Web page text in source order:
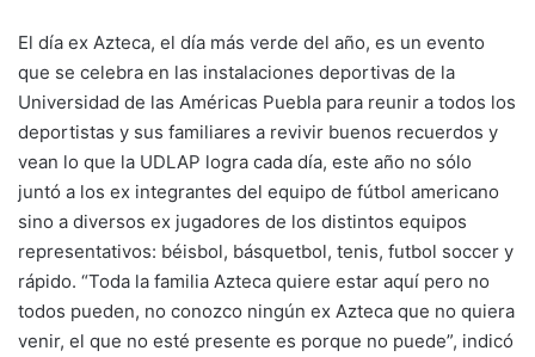
El día ex Azteca, el día más verde del año, es un evento
que se celebra en las instalaciones deportivas de la
Universidad de las Américas Puebla para reunir a todos los
deportistas y sus familiares a revivir buenos recuerdos y
vean lo que la UDLAP logra cada día, este año no sólo
juntó a los ex integrantes del equipo de fútbol americano
sino a diversos ex jugadores de los distintos equipos
representativos: béisbol, básquetbol, tenis, futbol soccer y
rápido. “Toda la familia Azteca quiere estar aquí pero no
todos pueden, no conozco ningún ex Azteca que no quiera
venir, el que no esté presente es porque no puede”, indicó